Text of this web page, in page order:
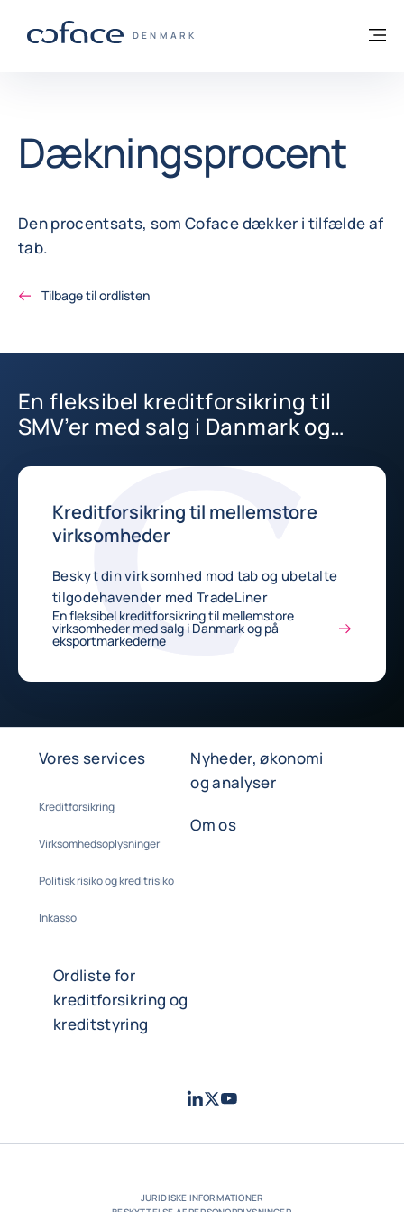
COFACE FOR TRADE - GRUPPENS
DENMARK
Tilbage til hjemmesiden
Dækningsprocent
Den procentsats, som Coface dækker i tilfælde af
tab.
Tilbage til ordlisten
En fleksibel kreditforsikring til
SMV’er med salg i Danmark og
Kreditforsikring til mellemstore
virksomheder
Beskyt din virksomhed mod tab og ubetalte
tilgodehavender med TradeLiner
En fleksibel kreditforsikring til mellemstore
virksomheder med salg i Danmark og på
eksportmarkederne
Vores services
Kreditforsikring
Virksomhedsoplysninger
Politisk risiko og kreditrisiko
Inkasso
Nyheder, økonomi
og analyser
Om os
Ordliste for
kreditforsikring og
kreditstyring
LinkedIn
TwitterYoutube
JURIDISKE INFORMATIONER